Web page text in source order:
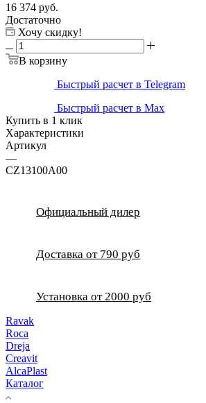
16 374 руб.
Достаточно
Хочу скидку!
В корзину
Быстрый расчет в Telegram
Быстрый расчет в Max
Купить в 1 клик
Характеристики
Артикул
—
CZ13100A00
Официальный дилер
Доставка от 790 руб
Установка от 2000 руб
Ravak
Roca
Dreja
Creavit
AlcaPlast
Каталог